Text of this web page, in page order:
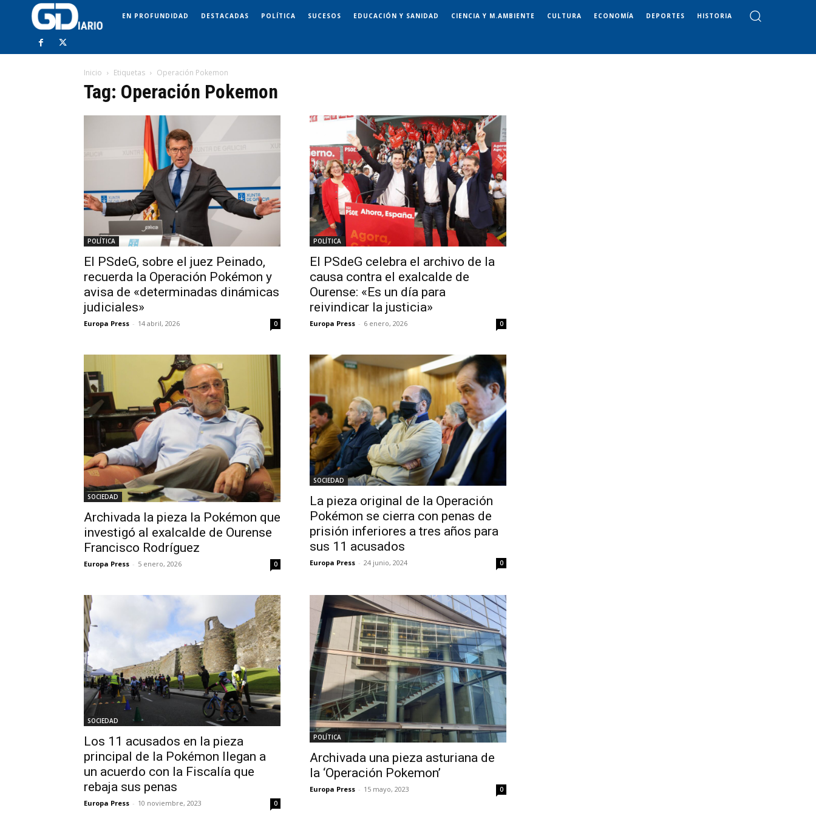
EN PROFUNDIDAD DESTACADAS POLÍTICA SUCESOS EDUCACIÓN Y SANIDAD CIENCIA Y M.AMBIENTE CULTURA ECONOMÍA DEPORTES HISTORIA
Inicio Etiquetas Operación Pokemon
Tag: Operación Pokemon
POLÍTICA
El PSdeG, sobre el juez Peinado,
recuerda la Operación Pokémon y
avisa de «determinadas dinámicas
judiciales»
Europa Press - 14 abril, 2026 0
POLÍTICA
El PSdeG celebra el archivo de la
causa contra el exalcalde de
Ourense: «Es un día para
reivindicar la justicia»
Europa Press - 6 enero, 2026 0
SOCIEDAD
Archivada la pieza la Pokémon que
investigó al exalcalde de Ourense
Francisco Rodríguez
Europa Press - 5 enero, 2026 0
SOCIEDAD
La pieza original de la Operación
Pokémon se cierra con penas de
prisión inferiores a tres años para
sus 11 acusados
Europa Press - 24 junio, 2024 0
SOCIEDAD
Los 11 acusados en la pieza
principal de la Pokémon llegan a
un acuerdo con la Fiscalía que
rebaja sus penas
Europa Press - 10 noviembre, 2023 0
POLÍTICA
Archivada una pieza asturiana de
la ‘Operación Pokemon’
Europa Press - 15 mayo, 2023 0